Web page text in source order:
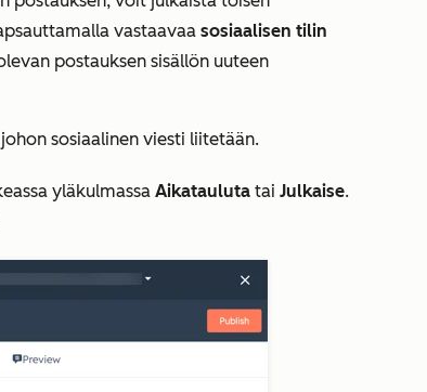
vastaavaa sosiaalisen tilin
postauksen sisällön uuteen
johon sosiaalinen viesti liitetään.
yläkulmassa Aikatauluta tai Julkaise.